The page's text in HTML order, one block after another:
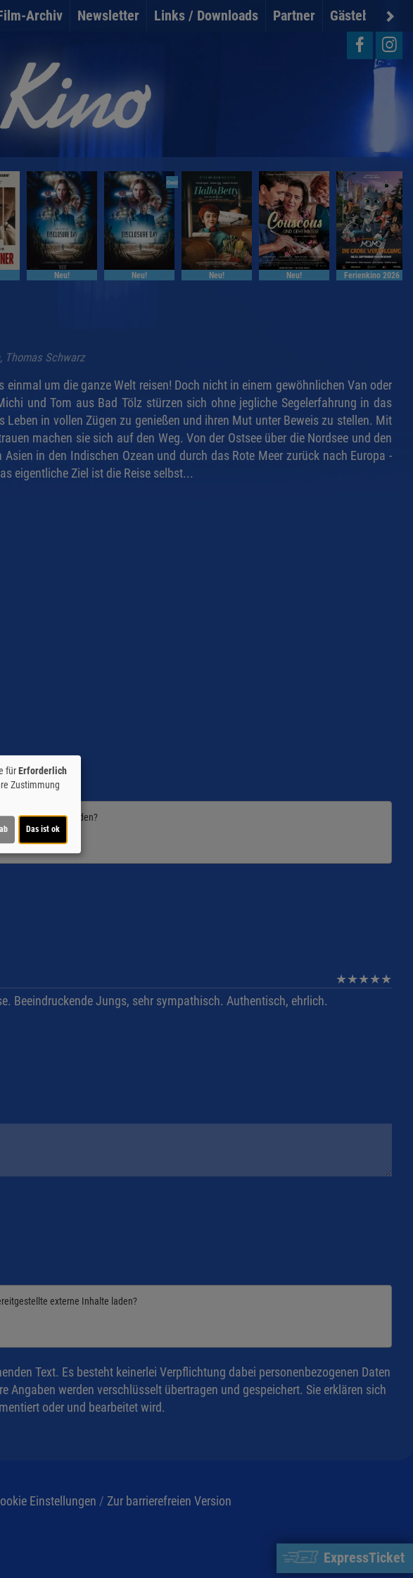
ExpressTicket
Archiv Newsletter Links / Downloads Partner Gästebuch
Neu!
OmU
Neu! Neu! Neu! Ferienkino 2026
Thomas Schwarz
um die ganze Welt reisen! Doch nicht in einem gewöhnlichen Van oder
und Tom aus Bad Tölz stürzen sich ohne jegliche Segelerfahrung in das
Leben in vollen Zügen zu genießen und ihren Mut unter Beweis zu stellen. Mit
machen sie sich auf den Weg. Von der Ostsee über die Nordsee und den
in den Indischen Ozean und durch das Rote Meer zurück nach Europa -
eigentliche Ziel ist die Reise selbst...
externe Inhalte laden?
★★★★★
Beeindruckende Jungs, sehr sympathisch. Authentisch, ehrlich.
externe Inhalte laden?
Text. Es besteht keinerlei Verpflichtung dabei personenbezogenen Daten
werden verschlüsselt übertragen und gespeichert. Sie erklären sich
oder und bearbeitet wird.
Einstellungen / Zur barrierefreien Version
fürErforderlich
Zustimmung
Das ist ok